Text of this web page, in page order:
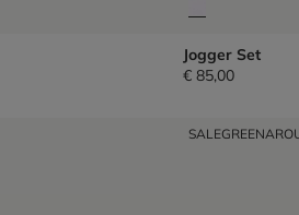
Jogger Set
€ 85,00
SALE